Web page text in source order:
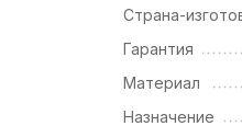
Страна-
Гарантия
Материал
Назначение